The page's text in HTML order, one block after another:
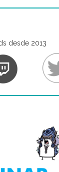
desde 2013